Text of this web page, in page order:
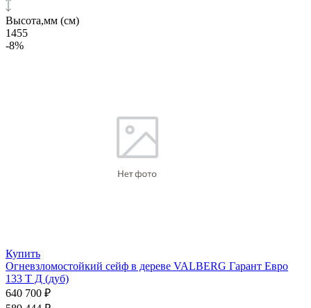
Высота,мм (см)
1455
-8%
Купить
Огневзломостойкий сейф в дереве VALBERG Гарант Евро
133 Т Д (дуб)
640 700 ₽